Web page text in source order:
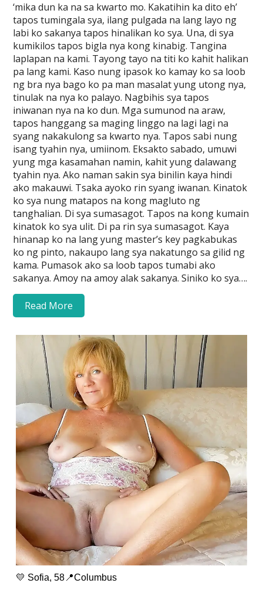
‘mika dun ka na sa kwarto mo. Kakatihin ka dito eh’
tapos tumingala sya, ilang pulgada na lang layo ng
labi ko sakanya tapos hinalikan ko sya. Una, di sya
kumikilos tapos bigla nya kong kinabig. Tangina
laplapan na kami. Tayong tayo na titi ko kahit halikan
pa lang kami. Kaso nung ipasok ko kamay ko sa loob
ng bra nya bago ko pa man masalat yung utong nya,
tinulak na nya ko palayo. Nagbihis sya tapos
iniwanan nya na ko dun. Mga sumunod na araw,
tapos hanggang sa maging linggo na lagi lagi na
syang nakakulong sa kwarto nya. Tapos sabi nung
isang tyahin nya, umiinom. Eksakto sabado, umuwi
yung mga kasamahan namin, kahit yung dalawang
tyahin nya. Ako naman sakin sya binilin kaya hindi
ako makauwi. Tsaka ayoko rin syang iwanan. Kinatok
ko sya nung matapos na kong magluto ng
tanghalian. Di sya sumasagot. Tapos na kong kumain
kinatok ko sya ulit. Di pa rin sya sumasagot. Kaya
hinanap ko na lang yung master’s key pagkabukas
ko ng pinto, nakaupo lang sya nakatungo sa gilid ng
kama. Pumasok ako sa loob tapos tumabi ako
sakanya. Amoy na amoy alak sakanya. Siniko ko sya….
Read More
💛 Sofia, 58📍Columbus